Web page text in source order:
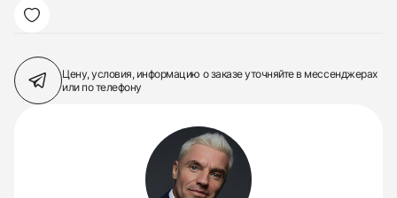
Цену, условия, информацию о заказеуточняйте в мессенджерах
или по телефону